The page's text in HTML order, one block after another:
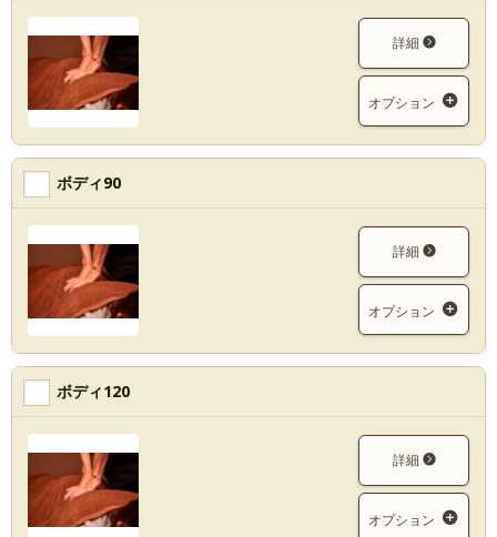
詳細
オプション
ボディ90
詳細
オプション
ボディ120
詳細
オプション